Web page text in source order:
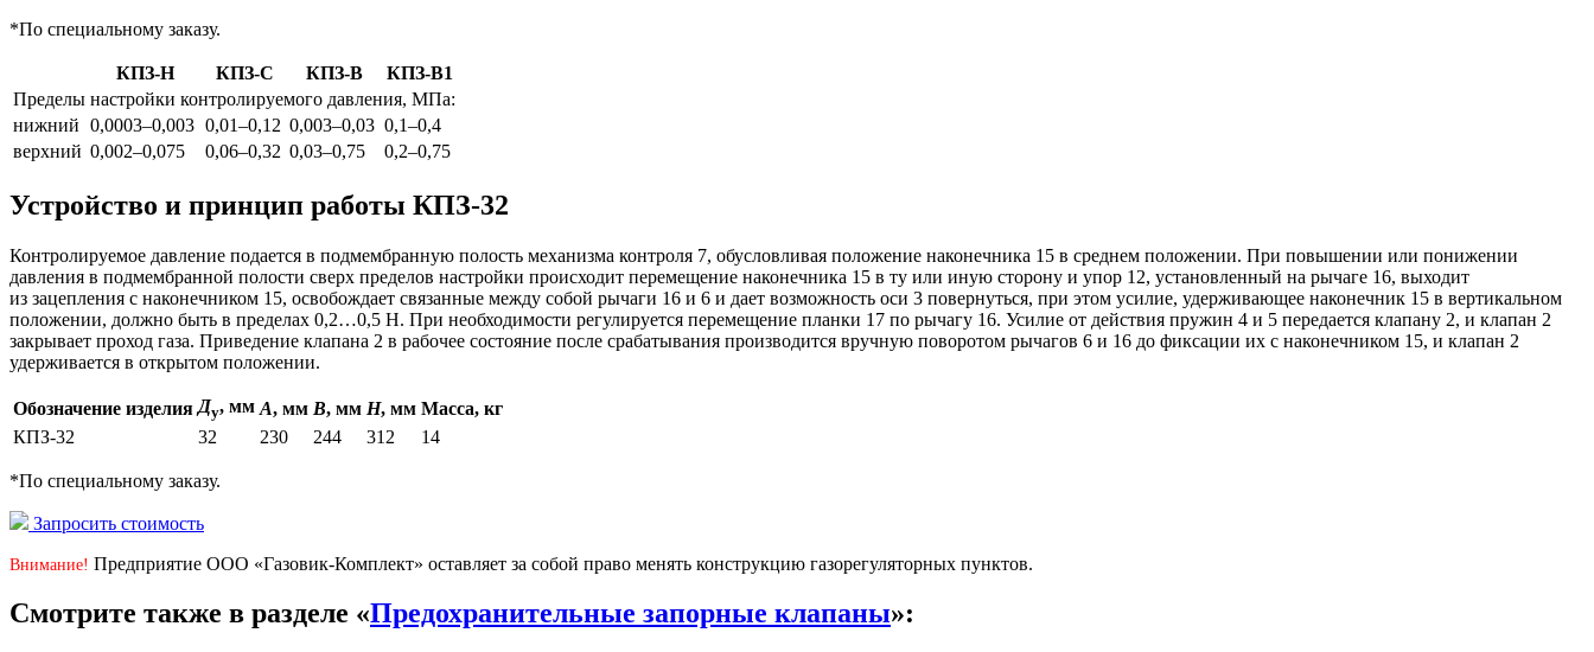
*По специальному заказу.
КПЗ-Н КПЗ-С КПЗ-В
КПЗ-В1
Пределы настройки контролируемого давления, МПа:
нижний 0,0003–0,003 0,01–0,12 0,003–0,03 0,1–0,4
верхний 0,002–0,075 0,06–0,32 0,03–0,75 0,2–0,75
Устройство и принцип работы КПЗ-32
Контролируемое давление подается в подмембранную полость механизма контроля 7, обусловливая положение наконечника 15 в среднем положении. При повышении или понижении
давления в подмембранной полости сверх пределов настройки происходит перемещение наконечника 15 в ту или иную сторону и упор 12, установленный на рычаге 16, выходит
из зацепления с наконечником 15, освобождает связанные между собой рычаги 16 и 6 и дает возможность оси 3 повернуться, при этом усилие, удерживающее наконечник 15 в вертикальном
положении, должно быть в пределах 0,2…0,5 Н. При необходимости регулируется перемещение планки 17 по рычагу 16. Усилие от действия пружин 4 и 5 передается клапану 2, и клапан 2
закрывает проход газа. Приведение клапана 2 в рабочее состояние после срабатывания производится вручную поворотом рычагов 6 и 16 до фиксации их с наконечником 15, и клапан 2
удерживается в открытом положении.
Обозначение изделия Ду, мм А, мм В, мм Н, мм Масса, кг
КПЗ-32
32 230 244 312 14
*По специальному заказу.
Запросить стоимость
Внимание! Предприятие ООО «Газовик-Комплект» оставляет за собой право менять конструкцию газорегуляторных пунктов.
Смотрите также в разделе «Предохранительные запорные клапаны»: